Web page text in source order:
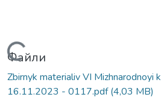
Вантажиться...
Файли
Zbirnyk materialiv VI Mizhnarodnoyi
16.11.2023 - 0117.pdf(4,03 MB)